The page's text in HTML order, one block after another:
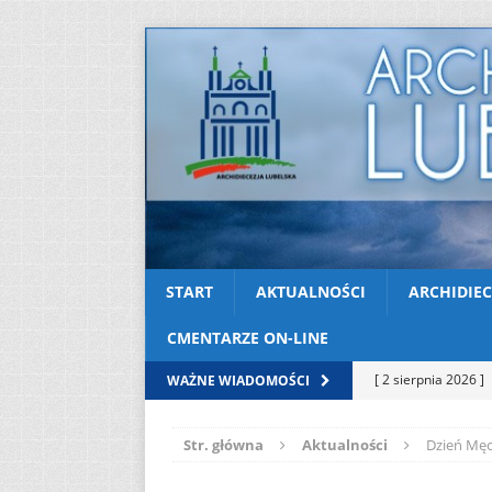
START AKTUALNOŚCI
CMENTARZE ON-LINE
WAŻNE WIADOMOŚCI [ 2 sierpnia 2026 ]
05
Str. główna Aktualności Dzień